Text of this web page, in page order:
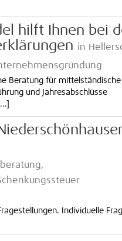
hilft Ihnen bei
in
Beratung für mittelständische
und Jahresabschlüsse
Individuelle